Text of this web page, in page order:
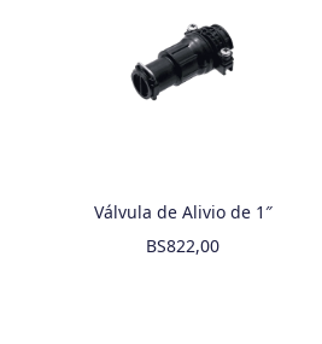
Válvula de Alivio de 1″
BS822,00